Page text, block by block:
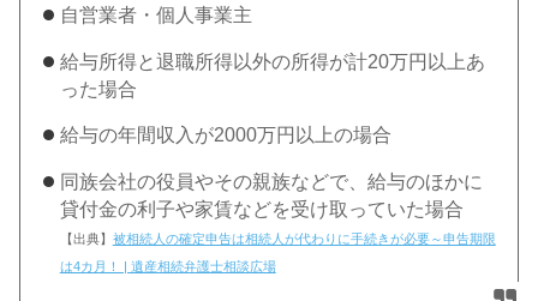
自営業者・個人事業主
給与所得と退職所得以外の所得が計20万円以上あ
った場合
給与の年間収入が2000万円以上の場合
同族会社の役員やその親族などで、給与のほかに
貸付金の利子や家賃などを受け取っていた場合
【出典】 被相続人の確定申告は相続人が代わりに手続きが必要～申告期限
は4カ月！ | 遺産相続弁護士相談広場